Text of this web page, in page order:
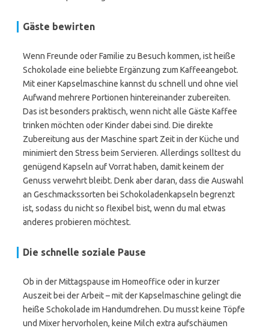
Gäste bewirten
Wenn Freunde oder Familie zu Besuch kommen, ist heiße
Schokolade eine beliebte Ergänzung zum Kaffeeangebot.
Mit einer Kapselmaschine kannst du schnell und ohne viel
Aufwand mehrere Portionen hintereinander zubereiten.
Das ist besonders praktisch, wenn nicht alle Gäste Kaffee
trinken möchten oder Kinder dabei sind. Die direkte
Zubereitung aus der Maschine spart Zeit in der Küche und
minimiert den Stress beim Servieren. Allerdings solltest du
genügend Kapseln auf Vorrat haben, damit keinem der
Genuss verwehrt bleibt. Denk aber daran, dass die Auswahl
an Geschmackssorten bei Schokoladenkapseln begrenzt
ist, sodass du nicht so flexibel bist, wenn du mal etwas
anderes probieren möchtest.
Die schnelle soziale Pause
Ob in der Mittagspause im Homeoffice oder in kurzer
Auszeit bei der Arbeit – mit der Kapselmaschine gelingt die
heiße Schokolade im Handumdrehen. Du musst keine Töpfe
und Mixer hervorholen, keine Milch extra aufschäumen